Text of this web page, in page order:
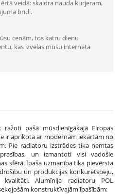
veidā: skaidra nauda kurjeram,
brīdī.
cenām, tos katru dienu
kas izvēlas mūsu interneta
pašā mūsdienīgākajā Eiropas
ir aprīkota ar modernām iekārtām no
Pie radiatoru izstrādes tika ņemtas
un izmantoti visi vadošie
sfērā. Īpaša uzmanība tika pievērsta
un produkcijas konkurētspēju,
Alumīnija radiatoru POL
konstruktīvajām īpašībām: